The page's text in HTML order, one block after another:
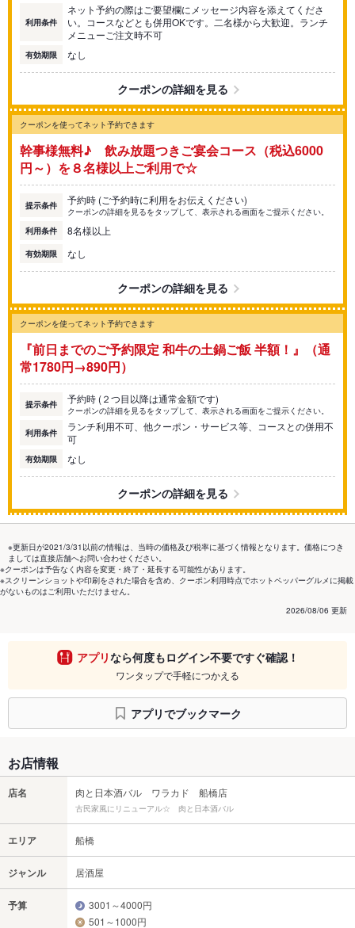
利用条件
ネット予約の際はご要望欄にメッセージ内容を添えてくださ
い。コースなどとも併用OKです。二名様から大歓迎。ランチ
メニューご注文時不可
有効期限 なし
クーポンの詳細を見る
クーポンを使ってネット予約できます
幹事様無料♪ 飲み放題つきご宴会コース（税込6000
円～）を８名様以上ご利用で☆
提示条件 予約時 (ご予約時に利用をお伝えください)
クーポンの詳細を見るをタップして、表示される画面をご提示ください。
利用条件
8名様以上
有効期限 なし
クーポンの詳細を見る
クーポンを使ってネット予約できます
『前日までのご予約限定 和牛の土鍋ご飯 半額！』（通
常1780円→890円）
提示条件 予約時 (２つ目以降は通常金額です)
クーポンの詳細を見るをタップして、表示される画面をご提示ください。
利用条件
ランチ利用不可、他クーポン・サービス等、コースとの併用不
可
有効期限 なし
クーポンの詳細を見る
※更新日が2021/3/31以前の情報は、当時の価格及び税率に基づく情報となります。価格につき
ましては直接店舗へお問い合わせください。
※クーポンは予告なく内容を変更・終了・延長する可能性があります。
※スクリーンショットや印刷をされた場合を含め、クーポン利用時点でホットペッパーグルメに掲載
がないものはご利用いただけません。
2026/08/06 更新
アプリなら何度もログイン不要ですぐ確認！
ワンタップで手軽につかえる
アプリでブックマーク
お店情報
店名 肉と日本酒バル ワラカド 船橋店
古民家風にリニューアル☆ 肉と日本酒バル
エリア 船橋
ジャンル 居酒屋
予算
3001～4000円
501～1000円